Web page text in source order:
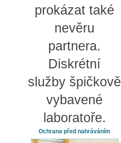
prokázat také
nevěru
partnera.
Diskrétní
služby špičkově
vybavené
laboratoře.
Ochrana před nahráváním